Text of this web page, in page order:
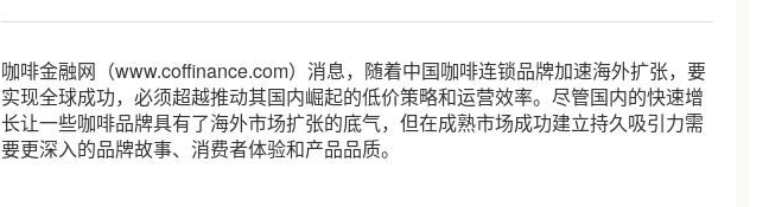
咖啡金融网（www.coffinance.com）消息，随着中国咖啡连锁品牌加速海外扩张，要
实现全球成功，必须超越推动其国内崛起的低价策略和运营效率。尽管国内的快速增
长让一些咖啡品牌具有了海外市场扩张的底气，但在成熟市场成功建立持久吸引力需
要更深入的品牌故事、消费者体验和产品品质。